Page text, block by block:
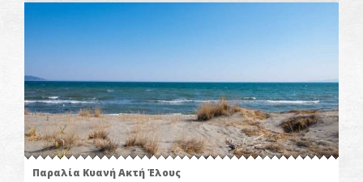
Παραλία Κυανή Ακτή Έλους
Mama’s
flavours
ΓΕΥΣΙΓΝΩΣΙΑ
ΚΡΑΣΙΟΥ